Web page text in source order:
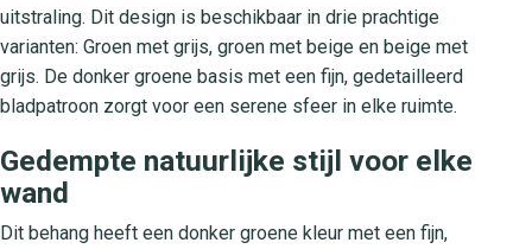
uitstraling. Dit design is beschikbaar in drie prachtige
varianten: Groen met grijs, groen met beige en beige met
grijs. De donker groene basis met een fijn, gedetailleerd
bladpatroon zorgt voor een serene sfeer in elke ruimte.
Gedempte natuurlijke stijl voor elke
wand
Dit behang heeft een donker groene kleur met een fijn,